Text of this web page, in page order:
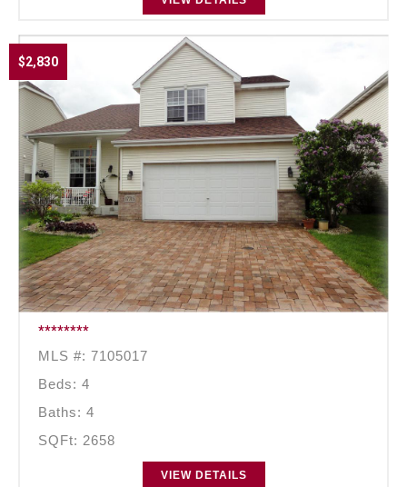
$2,830
********
MLS #: 7105017
Beds: 4
Baths: 4
SQFt: 2658
VIEW DETAILS